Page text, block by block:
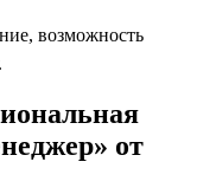
возможность
от